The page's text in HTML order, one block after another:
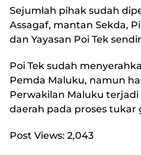
Sejumlah pihak sudah
Assagaf, mantan Sekda,
dan Yayasan Poi Tek
Poi Tek sudah
Pemda Maluku, namun
Perwakilan Maluku
daerah pada proses tukar
Post Views: 2,043